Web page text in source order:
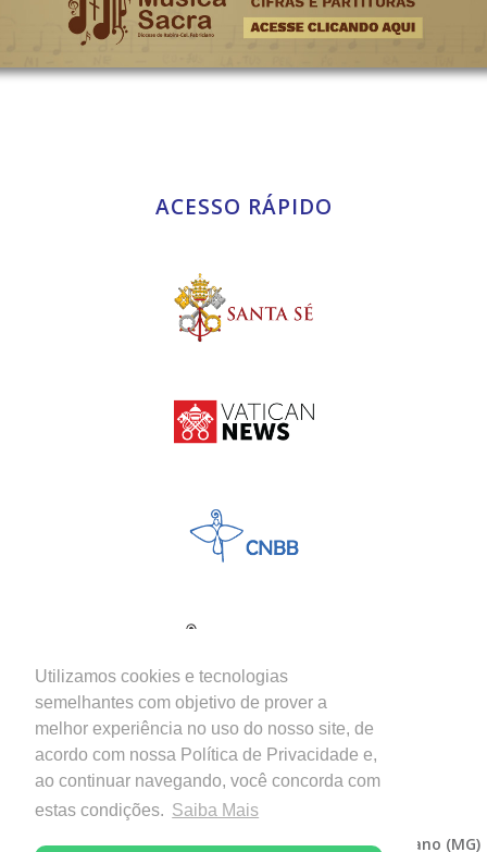
Utilizamos cookies e tecnologias
semelhantes com objetivo de prover a
melhor experiência no uso do nosso site, de
acordo com nossa Política de Privacidade e,
ao continuar navegando, você concorda com
estas condições. Saiba Mais
ACESSO RÁPIDO
Copyright © 2026 - Diocese de Itabira-Coronel Fabriciano (MG)